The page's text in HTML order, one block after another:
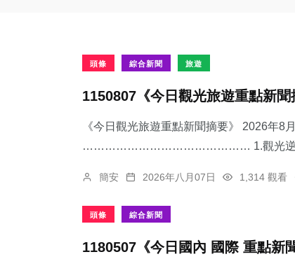
頭條 綜合新聞 旅遊
1150807《今日觀光旅遊重點新聞
《今日觀光旅遊重點新聞摘要》 2026年8
……………………………………… 1.觀光逆差持
簡安 2026年八月07日 1,314 觀看
頭條 綜合新聞
1180507《今日國內 國際 重點新